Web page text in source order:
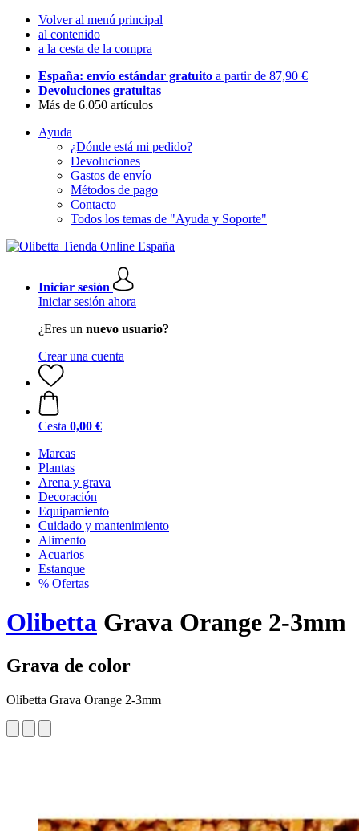
Volver al menú principal
al contenido
a la cesta de la compra
España: envío estándar gratuito a partir de 87,90 €
Devoluciones gratuitas
Más de 6.050 artículos
Ayuda
¿Dónde está mi pedido?
Devoluciones
Gastos de envío
Métodos de pago
Contacto
Todos los temas de "Ayuda y Soporte"
Iniciar sesión
Iniciar sesión ahora
¿Eres un nuevo usuario?
Crear una cuenta
Cesta 0,00 €
Marcas
Plantas
Arena y grava
Decoración
Equipamiento
Cuidado y mantenimiento
Alimento
Acuarios
Estanque
% Ofertas
Olibetta Grava Orange 2-3mm
Grava de color
Olibetta Grava Orange 2-3mm